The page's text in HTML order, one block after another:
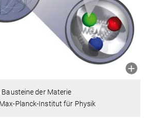
der Materie
Planck-Institut für Physik